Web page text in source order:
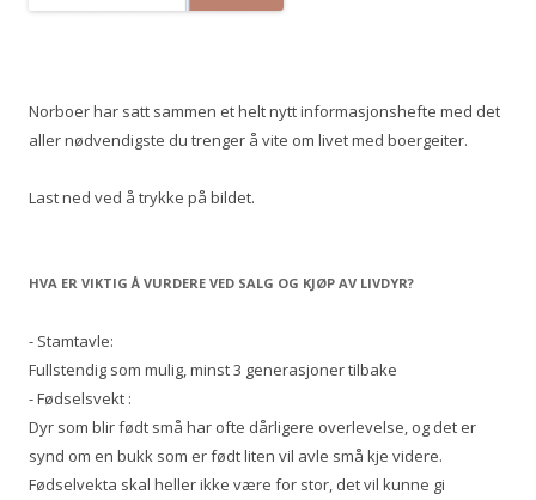
Norboer har satt sammen et helt nytt informasjonshefte med det
aller nødvendigste du trenger å vite om livet med boergeiter.
Last ned ved å trykke på bildet.
HVA ER VIKTIG Å VURDERE VED SALG OG KJØP AV LIVDYR?
- Stamtavle:
Fullstendig som mulig, minst 3 generasjoner tilbake
- Fødselsvekt :
Dyr som blir født små har ofte dårligere overlevelse, og det er
synd om en bukk som er født liten vil avle små kje videre.
Fødselvekta skal heller ikke være for stor, det vil kunne gi